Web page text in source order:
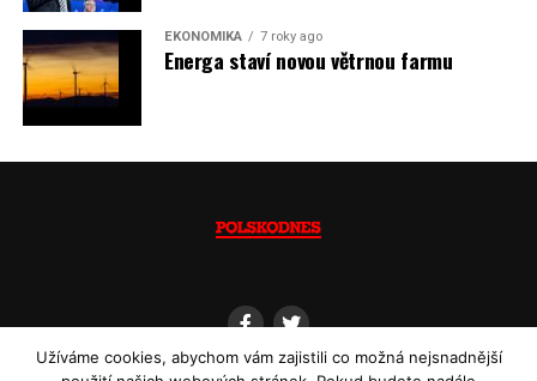
EKONOMIKA 7 roky ago
Energa staví novou větrnou farmu
Užíváme cookies, abychom vám zajistili co možná nejsnadnější